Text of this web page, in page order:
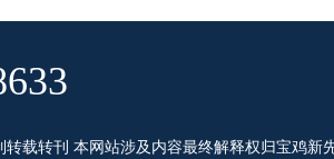
载转刊 本网站涉及内容最终解释权归宝鸡新